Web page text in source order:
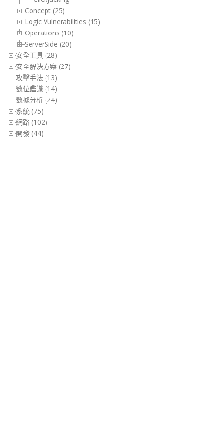
Concept (25)
Logic Vulnerabilities (15)
Operations (10)
ServerSide (20)
安全工具 (28)
安全解決方案 (27)
攻擊手法 (13)
數位鑑識 (14)
數據分析 (24)
系統 (75)
網路 (102)
開發 (44)